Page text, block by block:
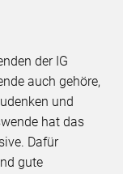
der IG
auch gehöre,
und
hat das
Dafür
gute